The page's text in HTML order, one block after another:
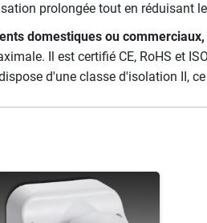
prolongée tout en réduisant
domestiques ou commerciaux,
Il est certifié CE, RoHS et
d'une classe d'isolation II,